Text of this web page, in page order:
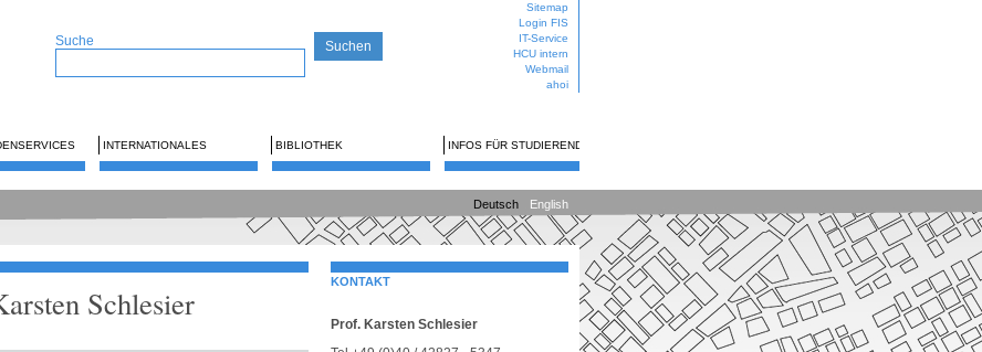
Suche
Sitemap
Login FIS
IT-Service
HCU intern
Webmail
ahoi
INTERNATIONALES BIBLIOTHEK INFOS FÜR STUDIERENDE
Deutsch English
Schlesier
KONTAKT
Prof. Karsten Schlesier